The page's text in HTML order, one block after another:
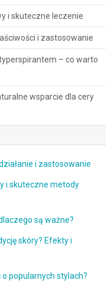
i skuteczne leczenie
i zastosowanie
– co warto
wsparcie dla cery
i zastosowanie
i skuteczne metody
są ważne?
skóry? Efekty i
popularnych stylach?